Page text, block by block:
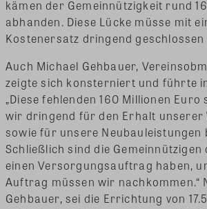
kämen der Gemeinnützigkeit rund
abhanden. Diese Lücke müsse mit
Kostenersatz dringend
Auch Michael Gehbauer,
zeigte sich konsterniert und führte
„Diese fehlenden 160 Millionen Euro
wir dringend für den Erhalt unserer
sowie für unsere Neubauleistungen
Schließlich sind die Gemeinnützigen
einen Versorgungsauftrag haben,
Auftrag müssen wir nachkommen.“
Gehbauer, sei die Errichtung von